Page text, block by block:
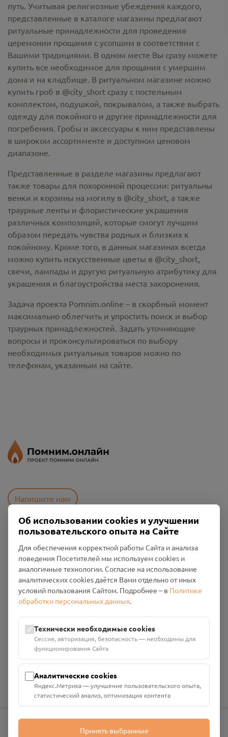
путь. Учитывая религиозные убеждения каждого,
представленные в каталоге магазины предлагают
ритуальные принадлежности для проведения
церемонии прощания с усопшим в соответствии с
Вашими традициями. В одном месте Вы сразу можете
купить все необходимое для прощания с умершим
дома и на кладбище. В ритуальном магазине можно
купить гроб в @city_short сразу с постельным
комплектом, подушкой, покрывалом, а также выбрать
одежду для покойного и другие принадлежности для
погребения. Гробы и аксессуары к ним представлены
в широком ассортименте и доступном ценовом
диапазоне.
Представленные в разделе магазины предлагают
также товары для похоронной процессии: ритуальны
венки и корзины на могилу в @city_short, а также
траурные ленты и флористические украшения
различных композиций, которые смогут лучшим
образом передать чувства родных и близких к
покойному. Кроме того, в данных магазинах всегда
можно купить искусственные цветы в @city_short,
свечи, лампады и другую ритуальную атрибутику для
украшения и благоустройства места захоронения.
Задача проекта Pomnim.online – в скорбный момент
максимально облегчить и упростить поиск и выбор
траурных принадлежностей. Задать уточняющие
вопросы и проконсультироваться по выбору
необходимых ритуальных товаров можно по
телефонам, указанным на сайте.
Напишите нам
Политика конфиденциальности
Промо-материалы
Настройки cookies
Общество с ограниченной ответственностью «Смоленский
Проект Помним»
ИНН: 6700029207 ОГРН: 1256700001986
Юридический адрес: 216790, Смоленская область, р-н
Руднянский, г. Рудня, улица Западная, д. 26А, пом. 18
Номер счёта: 40702810901130004287 в АО "АЛЬФА-БАНК"
Об использовании cookies и улучшении
пользовательского опыта на Сайте
Для обеспечения корректной работы Сайта и анализа
поведения Посетителей мы используем cookies и
аналогичные технологии. Согласие на использование
аналитических cookies даётся Вами отдельно от иных
условий пользования Сайтом. Подробнее – в Политике
обработки персональных данных.
Технически необходимые cookies
Сессия, авторизация, безопасность — необходимы для
функционирования Сайта
Аналитические cookies
Яндекс.Метрика — улучшение пользовательского опыта,
статистический анализ, оптимизация контента
Принять выбранные